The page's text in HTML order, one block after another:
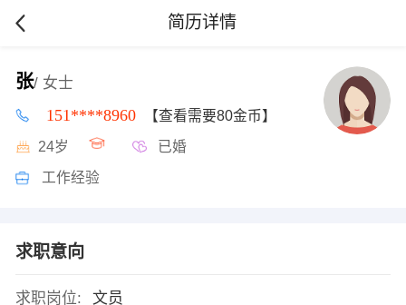
简历详情
张/ 女士
151****8960 【查看需要80金币】
24岁 已婚
工作经验
求职意向
求职岗位:
文员